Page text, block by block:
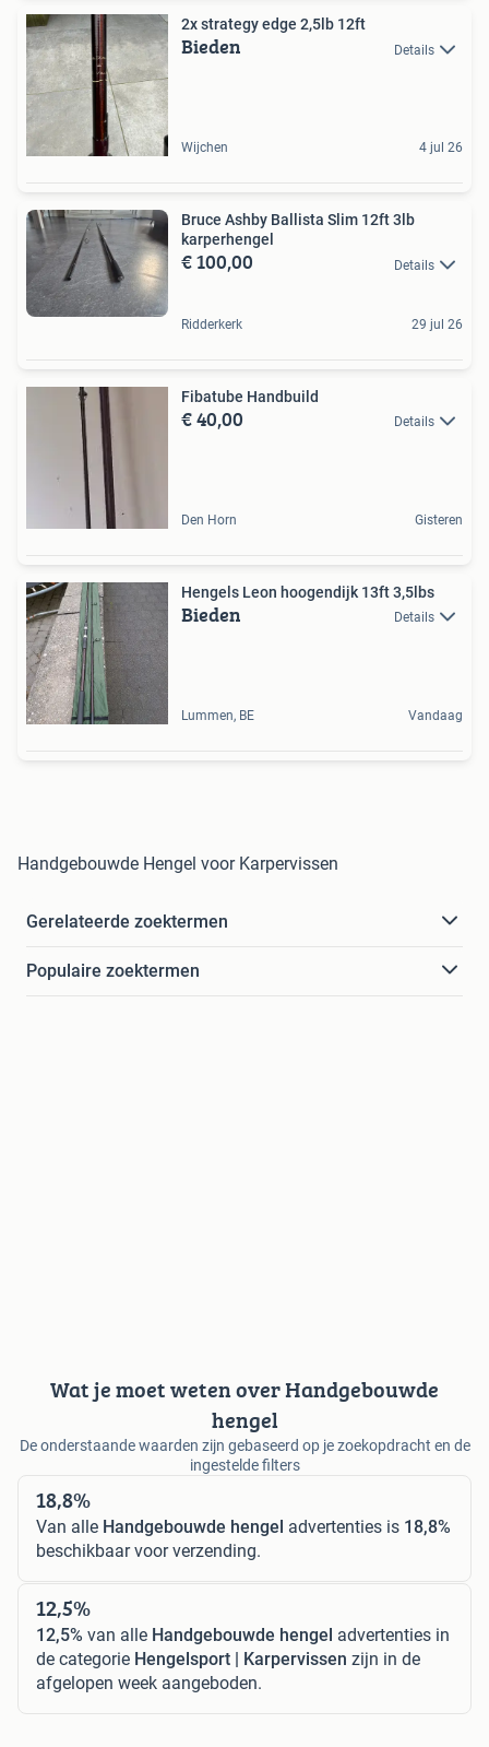
2x strategy edge 2,5lb 12ft
Bieden Details
Wijchen 4 jul 26
Bruce Ashby Ballista Slim 12ft 3lb
karperhengel
€ 100,00 Details
Ridderkerk 29 jul 26
Fibatube Handbuild
€ 40,00 Details
Den Horn Gisteren
Hengels Leon hoogendijk 13ft 3,5lbs
Bieden Details
Lummen, BE Vandaag
Handgebouwde Hengel voor Karpervissen
Gerelateerde zoektermen
Populaire zoektermen
Wat je moet weten over Handgebouwde
hengel
De onderstaande waarden zijn gebaseerd op je zoekopdracht en de
ingestelde filters
18,8%
Van alle Handgebouwde hengel advertenties is 18,8%
beschikbaar voor verzending.
12,5%
12,5% van alle Handgebouwde hengel advertenties in
de categorie Hengelsport | Karpervissen zijn in de
afgelopen week aangeboden.